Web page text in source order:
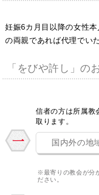
妊娠6カ月目以降の女性
の両親であれば代理でい
「をびや許し」の
信者の方は所属教
取ります。
国内外の地
※最寄りの教会が分
ださい。